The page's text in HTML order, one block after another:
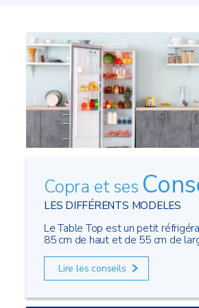
Copra et ses
LES DIFFÉRENTS MODELES
Le Table Top est un petit
85 cm de haut et de 55 cm de
Lire les conseils